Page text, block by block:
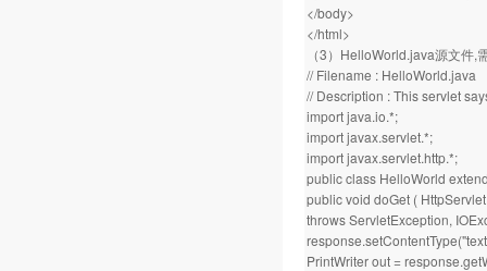
</body>
</html>
（3）HelloWorld.java源文件
// Filename : HelloWorld.java
// Description : This servlet
import java.io.*;
import javax.servlet.*;
import javax.servlet.http.*;
public class HelloWorld
public void doGet (
throws ServletException,
PrintWriter out =